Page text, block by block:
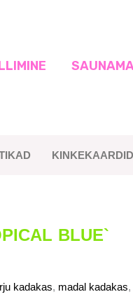
KINKEKAARDID
BLUE`
kadakas, madal kadakas,